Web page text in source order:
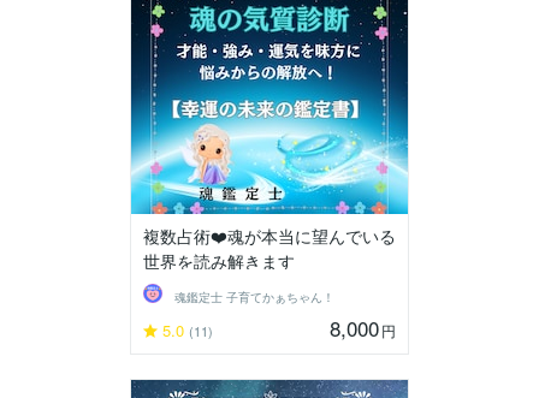
複数占術❤️魂が本当に望んでいる
世界を読み解きます
魂鑑定士 子育てかぁちゃん！
5.0 (11) 8,000円